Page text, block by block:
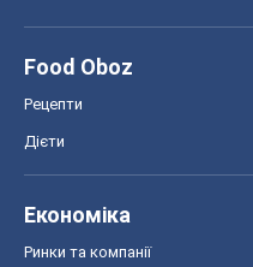
Food Oboz
Рецепти
Дієти
Економіка
Ринки та компанії